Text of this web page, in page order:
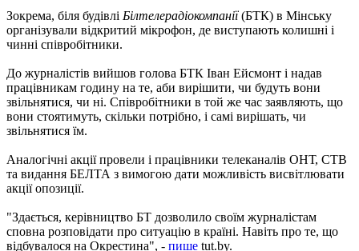
Зокрема, біля будівлі Білтелерадіокомпанії(БТК) в Мінську
організували відкритий мікрофон, де виступають колишні і
чинні співробітники.
До журналістів вийшов голова БТК Іван Ейсмонт і надав
працівникам годину на те, аби вирішити, чи будуть вони
звільнятися, чи ні. Співробітники в той же час заявляють, що
вони стоятимуть, скільки потрібно, і самі вирішать, чи
звільнятися їм.
Аналогічні акції провели і працівники телеканалів ОНТ, СТВ
та видання БЕЛТА з вимогою дати можливість висвітлювати
акції опозиції.
"Здається, керівництво БТ дозволило своїм журналістам
сповна розповідати про ситуацію в країні. Навіть про те, що
відбувалося на Окрестина", - пише tut.by.